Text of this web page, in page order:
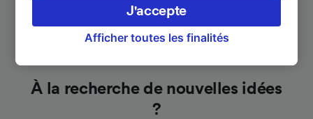
À la recherche de nouvelles idées
?
préférences, notamment en exerçant votre
droit d’opposition à l’intérêt légitime, en
cliquant ci-dessous ou à tout moment sur la
et n’affecteront pas les données de navigation.
Vos données ne seront pas utilisées à des fins
Afficher toutes les finalités
J'accepte